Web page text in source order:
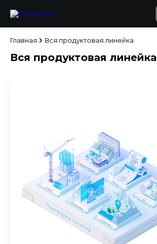
Главная Вся продуктовая линейка
Вся продуктовая линейка